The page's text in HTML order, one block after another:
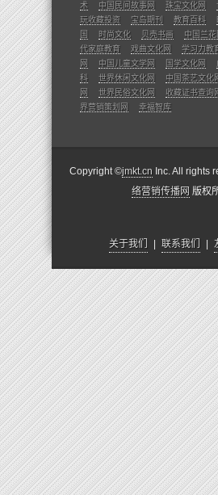
术
中国民间故事网 珠宝文化网
玩收藏投资
宝岛期刊 教育百科
国
时尚文化 贝壳书画 中国兰花
代家庭教育
戏曲文化网 学习力教
网
中国儿童文学网 国学文化网
科
世界休闲文化网 中国茶艺文化
网
世界民俗文化网 收藏证书查询
界营销策划网
幸福智库
Copyright ©jmkt.cn Inc. All rights
络营销传播网 版权
关于我们 联系我们